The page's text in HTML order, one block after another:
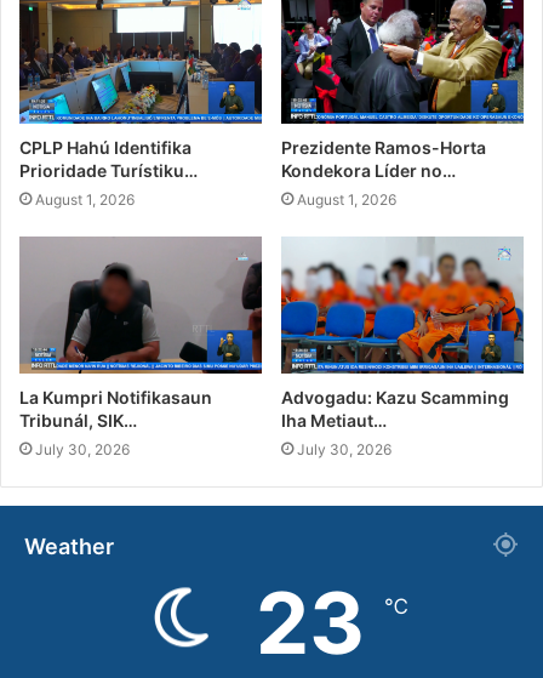
CPLP Hahú Identifika
Prioridade Turístiku…
August 1, 2026
Prezidente Ramos-Horta
Kondekora Líder no…
August 1, 2026
La Kumpri Notifikasaun
Tribunál, SIK…
July 30, 2026
Advogadu: Kazu Scamming
Iha Metiaut…
July 30, 2026
Weather
23 ℃